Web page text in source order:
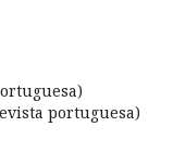
portuguesa)